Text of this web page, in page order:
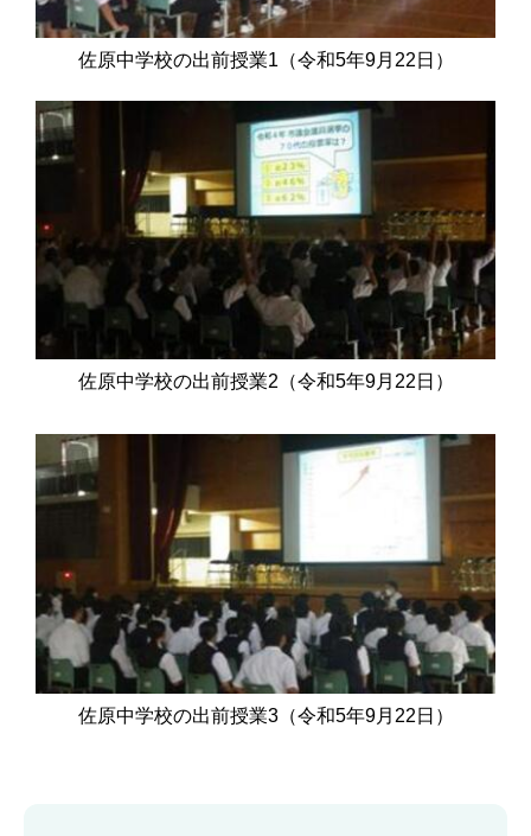
佐原中学校の出前授業1（令和5年9月22日）
佐原中学校の出前授業2（令和5年9月22日）
佐原中学校の出前授業3（令和5年9月22日）